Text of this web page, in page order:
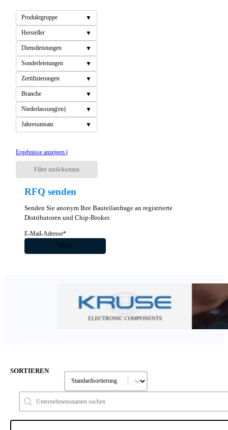
Produktgruppe
Hersteller
Dienstleistungen
Sonderleistungen
Zertifizierungen
Branche
Niederlassung(en)
Jahresumsatz
Ergebnisse anzeigen (
Filter zurücksetzen
RFQ senden
Senden Sie anonym Ihre Bauteilanfrage an registrierte
Distributoren und Chip-Broker.
Abschnitt
Weiter
SORTIEREN
SOrtierung a - z
Hersteller suchen
Search content